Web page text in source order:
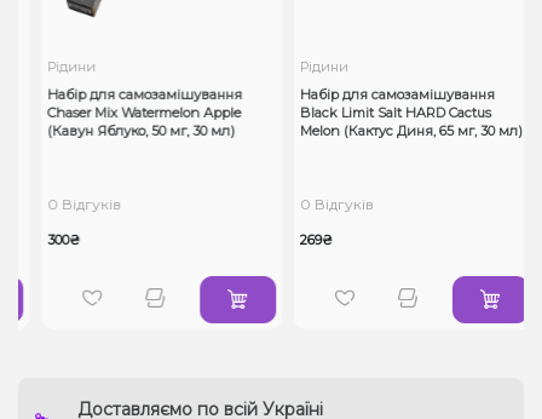
Рідини
Набір для самозамішування
Chaser Mix Watermelon Apple
(Кавун Яблуко, 50 мг, 30 мл)
0 Відгуків
300₴
Рідини
Набір для самозамішування
Black Limit Salt HARD Cactus
Melon (Кактус Диня, 65 мг, 30 мл)
0 Відгуків
269₴
Доставляємо по всій Україні